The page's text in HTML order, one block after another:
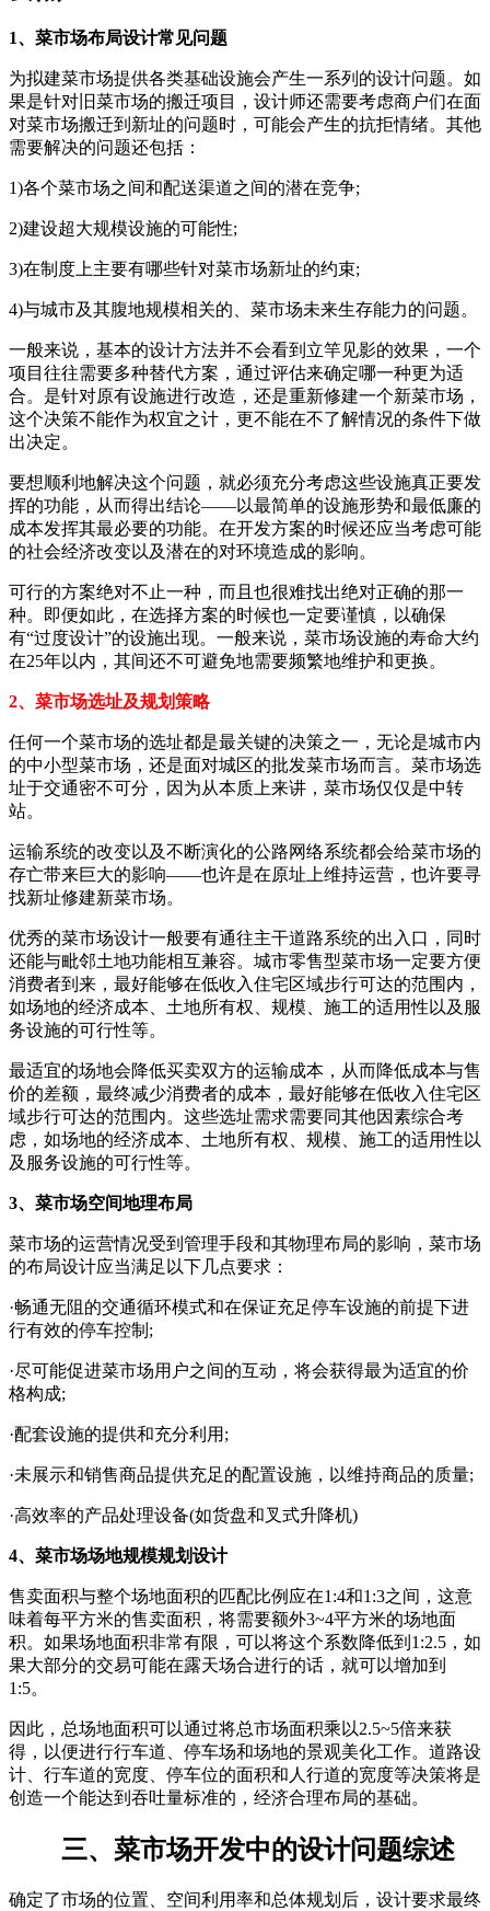
1、菜市场布局设计常见问题
为拟建菜市场提供各类基础设施会产生一系列的设计问题。如
果是针对旧菜市场的搬迁项目，设计师还需要考虑商户们在面
对菜市场搬迁到新址的问题时，可能会产生的抗拒情绪。其他
需要解决的问题还包括：
1)各个菜市场之间和配送渠道之间的潜在竞争;
2)建设超大规模设施的可能性;
3)在制度上主要有哪些针对菜市场新址的约束;
4)与城市及其腹地规模相关的、菜市场未来生存能力的问题。
一般来说，基本的设计方法并不会看到立竿见影的效果，一个
项目往往需要多种替代方案，通过评估来确定哪一种更为适
合。是针对原有设施进行改造，还是重新修建一个新菜市场，
这个决策不能作为权宜之计，更不能在不了解情况的条件下做
出决定。
要想顺利地解决这个问题，就必须充分考虑这些设施真正要发
挥的功能，从而得出结论——以最简单的设施形势和最低廉的
成本发挥其最必要的功能。在开发方案的时候还应当考虑可能
的社会经济改变以及潜在的对环境造成的影响。
可行的方案绝对不止一种，而且也很难找出绝对正确的那一
种。即便如此，在选择方案的时候也一定要谨慎，以确保
有“过度设计”的设施出现。一般来说，菜市场设施的寿命大约
在25年以内，其间还不可避免地需要频繁地维护和更换。
2、菜市场选址及规划策略
任何一个菜市场的选址都是最关键的决策之一，无论是城市内
的中小型菜市场，还是面对城区的批发菜市场而言。菜市场选
址于交通密不可分，因为从本质上来讲，菜市场仅仅是中转
站。
运输系统的改变以及不断演化的公路网络系统都会给菜市场的
存亡带来巨大的影响——也许是在原址上维持运营，也许要寻
找新址修建新菜市场。
优秀的菜市场设计一般要有通往主干道路系统的出入口，同时
还能与毗邻土地功能相互兼容。城市零售型菜市场一定要方便
消费者到来，最好能够在低收入住宅区域步行可达的范围内，
如场地的经济成本、土地所有权、规模、施工的适用性以及服
务设施的可行性等。
最适宜的场地会降低买卖双方的运输成本，从而降低成本与售
价的差额，最终减少消费者的成本，最好能够在低收入住宅区
域步行可达的范围内。这些选址需求需要同其他因素综合考
虑，如场地的经济成本、土地所有权、规模、施工的适用性以
及服务设施的可行性等。
3、菜市场空间地理布局
菜市场的运营情况受到管理手段和其物理布局的影响，菜市场
的布局设计应当满足以下几点要求：
·畅通无阻的交通循环模式和在保证充足停车设施的前提下进
行有效的停车控制;
·尽可能促进菜市场用户之间的互动，将会获得最为适宜的价
格构成;
·配套设施的提供和充分利用;
·未展示和销售商品提供充足的配置设施，以维持商品的质量;
·高效率的产品处理设备(如货盘和叉式升降机)
4、菜市场场地规模规划设计
售卖面积与整个场地面积的匹配比例应在1:4和1:3之间，这意
味着每平方米的售卖面积，将需要额外3~4平方米的场地面
积。如果场地面积非常有限，可以将这个系数降低到1:2.5，如
果大部分的交易可能在露天场合进行的话，就可以增加到
1:5。
因此，总场地面积可以通过将总市场面积乘以2.5~5倍来获
得，以便进行行车道、停车场和场地的景观美化工作。道路设
计、行车道的宽度、停车位的面积和人行道的宽度等决策将是
创造一个能达到吞吐量标准的，经济合理布局的基础。
三、菜市场开发中的设计问题综述
确定了市场的位置、空间利用率和总体规划后，设计要求最终